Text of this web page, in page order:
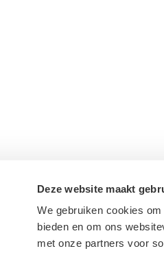
Deze website maakt
We gebruiken cookies
bieden en om ons
met onze partners voor